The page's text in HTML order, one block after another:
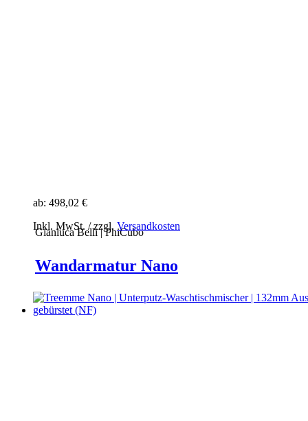
ab: 498,02 €
Inkl. MwSt. / zzgl. Versandkosten
Gianluca Belli | PhiCubo
Wandarmatur Nano